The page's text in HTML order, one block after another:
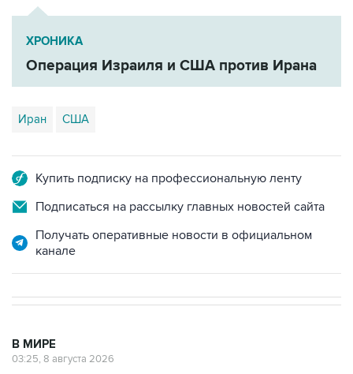
ХРОНИКА
Операция Израиля и США против Ирана
Иран США
Купить подписку на профессиональную ленту
Подписаться на рассылку главных новостей сайта
Получать оперативные новости в официальном
канале
В МИРЕ
03:25, 8 августа 2026